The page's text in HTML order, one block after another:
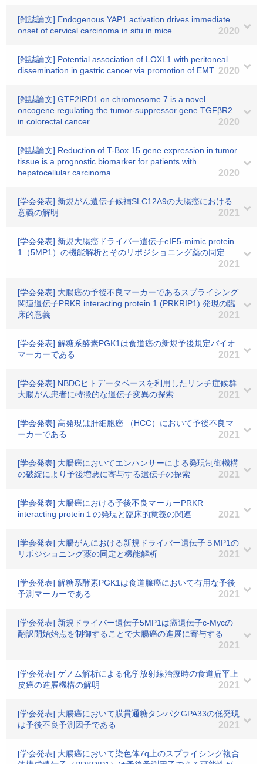
[雑誌論文] Endogenous YAP1 activation drives immediate
onset of cervical carcinoma in situ in mice.
2020
[雑誌論文] Potential association of LOXL1 with peritoneal
dissemination in gastric cancer via promotion of EMT 2020
[雑誌論文] GTF2IRD1 on chromosome 7 is a novel
oncogene regulating the tumor-suppressor gene TGFβR2
in colorectal cancer.
2020
[雑誌論文] Reduction of T-Box 15 gene expression in tumor
tissue is a prognostic biomarker for patients with
hepatocellular carcinoma
2020
[学会発表] 新規がん遺伝子候補SLC12A9の大腸癌における
意義の解明
2021
[学会発表] 新規大腸癌ドライバー遺伝子eIF5-mimic protein
1（5MP1）の機能解析とそのリポジショニング薬の同定
2021
[学会発表] 大腸癌の予後不良マーカーであるスプライシング
関連遺伝子PRKR interacting protein 1 (PRKRIP1) 発現の臨
床的意義
2021
[学会発表] 解糖系酵素PGK1は食道癌の新規予後規定バイオ
マーカーである
2021
[学会発表] NBDCヒトデータベースを利用したリンチ症候群
大腸がん患者に特徴的な遺伝子変異の探索
2021
[学会発表] 高発現は肝細胞癌 （HCC）において予後不良マ
ーカーである
2021
[学会発表] 大腸癌においてエンハンサーによる発現制御機構
の破綻により予後増悪に寄与する遺伝子の探索
2021
[学会発表] 大腸癌における予後不良マーカーPRKR
interacting protein１の発現と臨床的意義の関連
2021
[学会発表] 大腸がんにおける新規ドライバー遺伝子５MP1の
リポジショニング薬の同定と機能解析
2021
[学会発表] 解糖系酵素PGK1は食道腺癌において有用な予後
予測マーカーである
2021
[学会発表] 新規ドライバー遺伝子5MP1は癌遺伝子c-Mycの
翻訳開始始点を制御することで大腸癌の進展に寄与する
2021
[学会発表] ゲノム解析による化学放射線治療時の食道扁平上
皮癌の進展機構の解明
2021
[学会発表] 大腸癌において膜貫通糖タンパクGPA33の低発現
は予後不良予測因子である
2021
[学会発表] 大腸癌において染色体7q上のスプライシング複合